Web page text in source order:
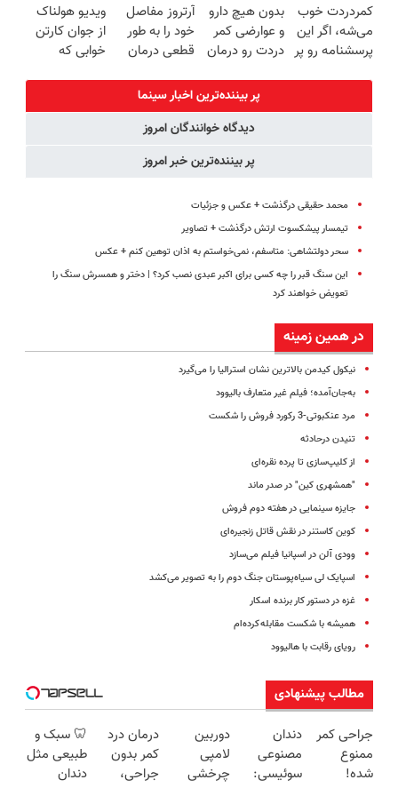
خرید40%تخفیف
سبک و مقاوم |
پرداخت قسطی
منزل + گارانتی
تعویض
برگردون
(40%off)
کمردردت خوب
می‌شه، اگر این
پرسشنامه رو پر
بدون هیچ دارو
و عوارضی کمر
دردت رو درمان
(پرسش‌نامه)
آرتروز مفاصل
خود را به طور
قطعی درمان
◗پرسش‌نامه◖
ویدیو هولناک
از جوان کارتن
خوابی که
پر بیننده‌ترین اخبار سینما
دیدگاه خوانندگان امروز
پر بیننده‌ترین خبر امروز
محمد حقیقی درگذشت + عکس و جزئیات
تیمسار پیشکسوت ارتش درگذشت + تصاویر
سحر دولتشاهی: متاسفم، نمی‌خواستم به اذان توهین کنم +‌ عکس
این سنگ قبر را چه کسی برای اکبر عبدی نصب کرد؟ | دختر و همسرش سنگ را
تعویض خواهند کرد
در همین زمینه
نیکول کیدمن بالاترین نشان استرالیا را می‌گیرد
به‌جان‌آمده؛ فیلم غیر متعارف بالیوود
مرد عنکبوتی-3 رکورد فروش را شکست
تنیدن درحادثه
از کلیپ‌سازی تا پرده نقره‌ای
"همشهری کین" در صدر ماند
جایزه سینمایی در هفته دوم فروش
کوین کاستنر در نقش قاتل زنجیره‌ای
وودی آلن در اسپانیا فیلم می‌‌سازد
اسپایک لی سیاه‌پوستان جنگ دوم را به تصویر می‌کشد
غزه در دستور کار برنده اسکار
همیشه با شکست مقابله کرده‌ام
رویای رقابت با هالیوود
مطالب پیشنهادی
جراحی کمر
ممنوع
شده!
دندان
مصنوعی
سوئیسی:
دوربین
لامپی
چرخشی
درمان درد
کمر بدون
جراحی،
🦷 سبک و
طبیعی مثل
دندان